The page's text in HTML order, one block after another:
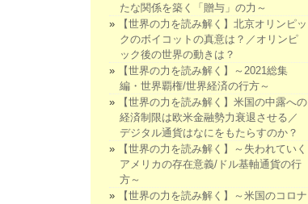
たな関係を築く「贈与」の力～
【世界の力を読み解く】北京オリンピッ
クのボイコットの真意は？／オリンピ
ック後の世界の動きは？
【世界の力を読み解く】～2021総集
編・世界覇権/世界経済の行方～
【世界の力を読み解く】米国の中露への
経済制限は欧米金融勢力衰退させる／
デジタル通貨はなにをもたらすのか？
【世界の力を読み解く】～失われていく
アメリカの存在意義/ドル基軸通貨の行
方～
【世界の力を読み解く】～米国のコロナ